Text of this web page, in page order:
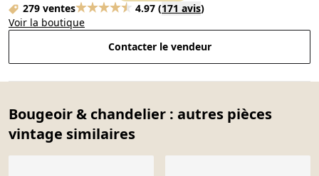
279 ventes
4.97 (171 avis)
Voir la boutique
Contacter le vendeur
Bougeoir & chandelier : autres pièces
vintage similaires